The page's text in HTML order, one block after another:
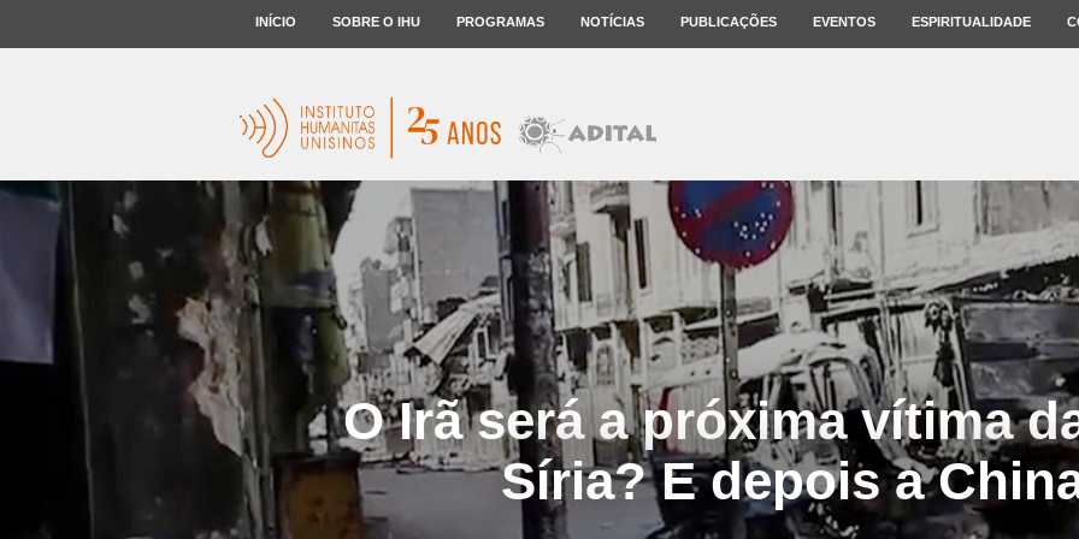
INÍCIO SOBRE O IHU PROGRAMAS NOTÍCIAS PUBLICAÇÕES EVENTOS ESPIRITUALIDADE
O Irã será a próxima vítima
Síria? E depois a